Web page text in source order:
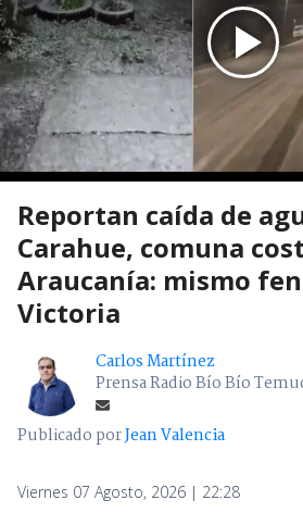
Reportan caída de
Carahue, comuna
Araucanía: mismo
Victoria
Carlos Martínez
Prensa Radio Bío Bío
Publicado porJean Valencia
Viernes 07 Agosto, 2026 | 22:28